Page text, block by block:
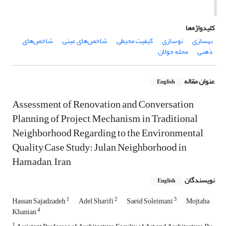
کلیدواژه‌ها
بهسازی
نوسازی کیفیت محیطی شاخص‌های عینی شاخص‌های
ذهنی محله جولان
عنوان مقاله English
Assessment of Renovation and Conversation
Planning of Project Mechanism in Traditional
Neighborhood Regarding to the Environmental
Quality,Case Study: Julan Neighborhood in
Hamadan, Iran
نویسندگان English
Hassan Sajadzadeh1 Adel Sharifi2 Saeid Soleimani3 Mojtaba
Khanian4